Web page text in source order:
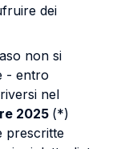
dei
non si
- entro
nel
2025 (*)
prescritte